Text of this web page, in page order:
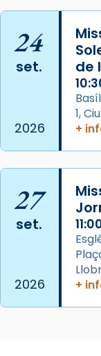
📸 Dr. G.
Photo
View on Facebook ·
2 weeks
Memòria de
partir de
que les
eterna”) són
frare Joan
que les
les
a la “Missa
24
set.
2026
de
1,
+
27
set.
2026
+